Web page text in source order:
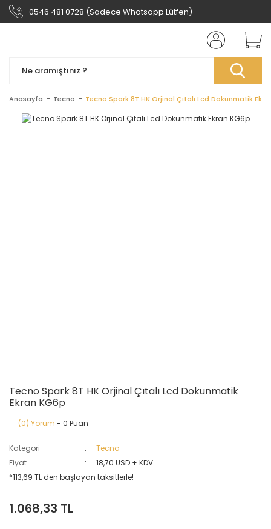
0546 481 0728 (Sadece Whatsapp Lütfen)
Anasayfa Tecno Tecno Spark 8T HK Orjinal Çıtalı Lcd Dokunmatik
Tecno Spark 8T HK Orjinal Çıtalı Lcd Dokunmatik
Ekran KG6p
(0) Yorum - 0 Puan
Kategori
Tecno
Fiyat
18,70 USD + KDV
*113,69 TL den başlayan taksitlerle!
1.068,33 TL